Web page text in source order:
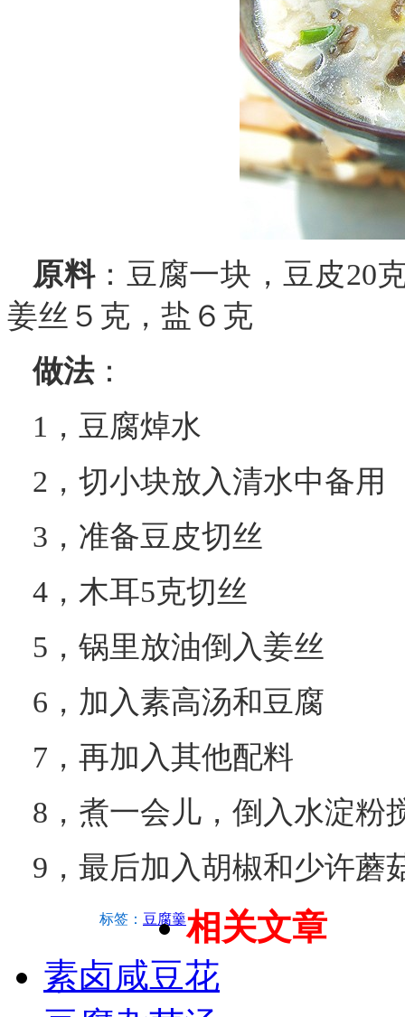
原料：豆腐一块，豆皮20
姜丝５克，盐６克
做法：
1，豆腐焯水
2，切小块放入清水中备用
3，准备豆皮切丝
4，木耳5克切丝
5，锅里放油倒入姜丝
6，加入素高汤和豆腐
7，再加入其他配料
8，煮一会儿，倒入水淀粉
9，最后加入胡椒和少许蘑
标签： 豆腐羹相关文章
素卤咸豆花